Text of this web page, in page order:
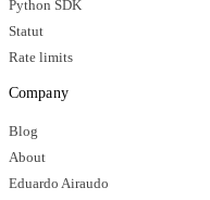
Python SDK
Statut
Rate limits
Company
Blog
About
Eduardo Airaudo